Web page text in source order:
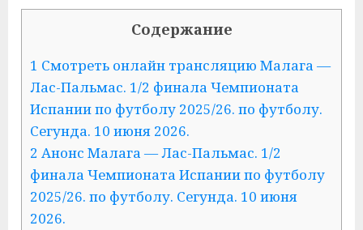
Содержание
1 Смотреть онлайн трансляцию Малага —
Лас-Пальмас. 1/2 финала Чемпионата
Испании по футболу 2025/26. по футболу.
Сегунда. 10 июня 2026.
2 Анонс Малага — Лас-Пальмас. 1/2
финала Чемпионата Испании по футболу
2025/26. по футболу. Сегунда. 10 июня
2026.